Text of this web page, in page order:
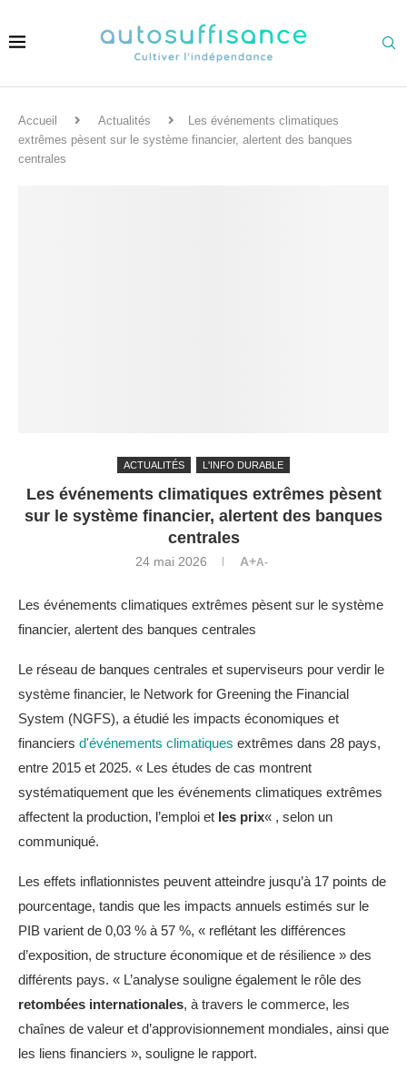
Accueil Actualités
Les événements climatiques
extrêmes pèsent sur le système financier, alertent des banques
centrales
ACTUALITÉS L'INFO DURABLE
Les événements climatiques extrêmes pèsent
sur le système financier, alertent des banques
centrales
24 mai 2026 A+A-
Les événements climatiques extrêmes pèsent sur le système
financier, alertent des banques centrales
Le réseau de banques centrales et superviseurs pour verdir le
système financier, le Network for Greening the Financial
System (NGFS), a étudié les impacts économiques et
financiers d'événements climatiques extrêmes dans 28 pays,
entre 2015 et 2025. « Les études de cas montrent
systématiquement que les événements climatiques extrêmes
affectent la production, l’emploi et les prix« , selon un
communiqué.
Les effets inflationnistes peuvent atteindre jusqu’à 17 points de
pourcentage, tandis que les impacts annuels estimés sur le
PIB varient de 0,03 % à 57 %, « reflétant les différences
d’exposition, de structure économique et de résilience » des
différents pays. « L’analyse souligne également le rôle des
retombées internationales, à travers le commerce, les
chaînes de valeur et d’approvisionnement mondiales, ainsi que
les liens financiers », souligne le rapport.